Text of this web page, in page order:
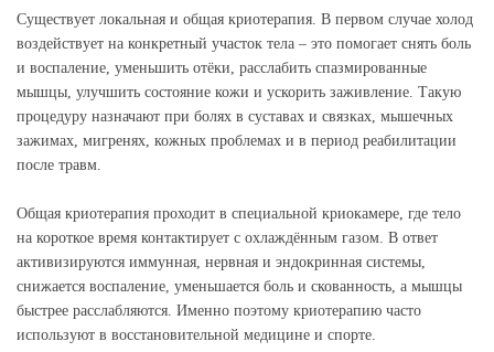
Существует локальная и общая криотерапия. В первом случае холод
воздействует на конкретный участок тела – это помогает снять боль
и воспаление, уменьшить отёки, расслабить спазмированные
мышцы, улучшить состояние кожи и ускорить заживление. Такую
процедуру назначают при болях в суставах и связках, мышечных
зажимах, мигренях, кожных проблемах и в период реабилитации
после травм.
Общая криотерапия проходит в специальной криокамере, где тело
на короткое время контактирует с охлаждённым газом. В ответ
активизируются иммунная, нервная и эндокринная системы,
снижается воспаление, уменьшается боль и скованность, а мышцы
быстрее расслабляются. Именно поэтому криотерапию часто
используют в восстановительной медицине и спорте.